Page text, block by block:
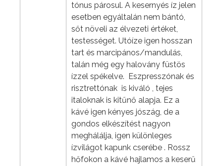
tónus párosul. A kesernyés íz jelen
esetben egyáltalán nem bántó,
sőt növeli az élvezeti értéket,
testességet. Utóíze igen hosszan
tart és marcipános/mandulás,
talán még egy halovány füstös
ízzel spékelve. Eszpresszónak és
risztrettónak is kiváló , tejes
italoknak is kitűnő alapja. Ez a
kávé igen kényes jószág, de a
gondos elkészítést nagyon
meghálálja, igen különleges
ízvilágot kapunk cserébe . Rossz
hőfokon a kávé hajlamos a keserű